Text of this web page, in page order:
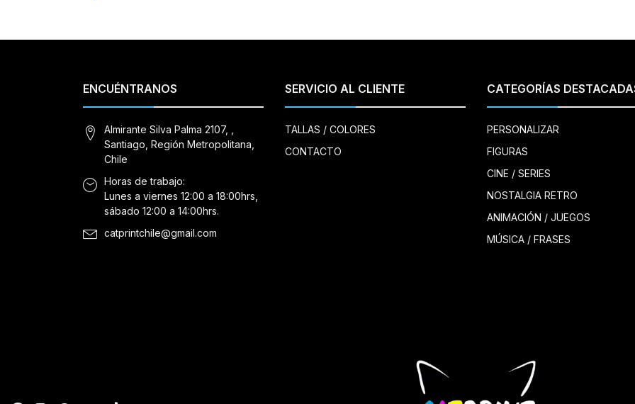
ENCUÉNTRANOS
Almirante Silva Palma 2107, ,
Santiago, Región Metropolitana,
Chile
Horas de trabajo:
Lunes a viernes 12:00 a 18:00hrs,
sábado 12:00 a 14:00hrs.
catprintchile@gmail.com
SERVICIO AL CLIENTE
TALLAS / COLORES
CONTACTO
CATEGORÍAS
PERSONALIZAR
FIGURAS
CINE / SERIES
NOSTALGIA RETRO
ANIMACIÓN / JUEGOS
MÚSICA / FRASES